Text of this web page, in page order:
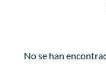
No se han